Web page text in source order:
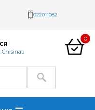
022011082
Chisinau
0